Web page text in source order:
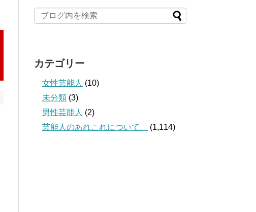
カテゴリー
女性芸能人 (10)
未分類 (3)
男性芸能人 (2)
芸能人のあれこれについて。
(1,114)